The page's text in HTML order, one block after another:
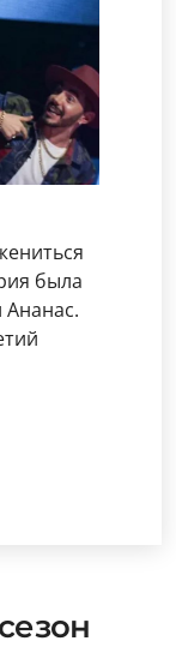
была
Ананас.